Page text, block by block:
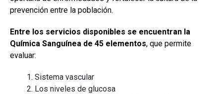
prevención entre la población.
Entre los servicios disponibles se encuentran la
Química Sanguínea de 45 elementos, que permite
evaluar:
Sistema vascular
Los niveles de glucosa